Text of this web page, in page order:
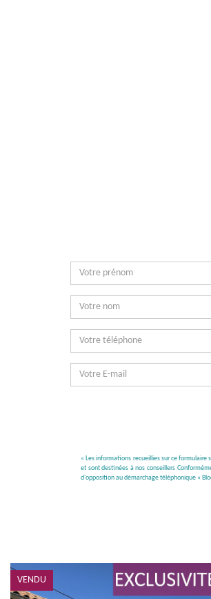
« Les informations recueillies sur ce
et sont destinées à nos conseillers
d'opposition au démarchage téléphonique «
VENDU